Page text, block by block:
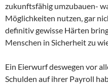
zukunftsfähig umzubauen-
Möglichkeiten nutzen, gar
definitiv gewisse Härten
Menschen in Sicherheit zu
Ein Eierwurf deswegen vor
Schulden auf ihrer Payroll